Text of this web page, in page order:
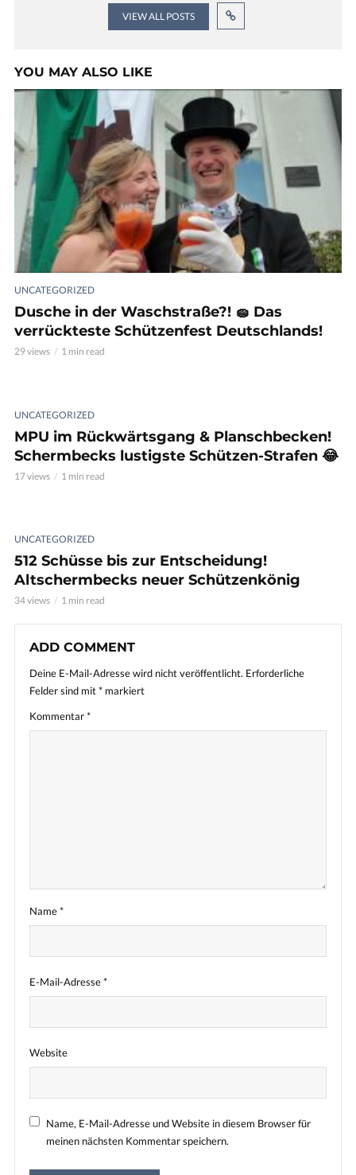
VIEW ALL POSTS
YOU MAY ALSO LIKE
UNCATEGORIZED
Dusche in der Waschstraße?! 🧽 Das
verrückteste Schützenfest Deutschlands!
29 views 1 min read
UNCATEGORIZED
MPU im Rückwärtsgang & Planschbecken!
Schermbecks lustigste Schützen-Strafen 😂
17 views 1 min read
UNCATEGORIZED
512 Schüsse bis zur Entscheidung!
Altschermbecks neuer Schützenkönig
34 views 1 min read
ADD COMMENT
Deine E-Mail-Adresse wird nicht veröffentlicht. Erforderliche
Felder sind mit* markiert
Kommentar*
Name*
E-Mail-Adresse*
Website
Name, E-Mail-Adresse und Website in diesem Browser für
meinen nächsten Kommentar speichern.